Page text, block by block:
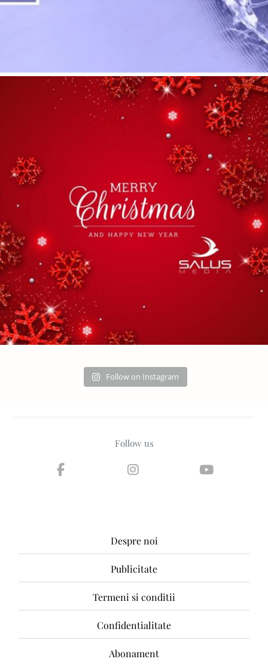
Follow on Instagram
Follow us
Despre noi
Publicitate
Termeni si conditii
Confidentialitate
Abonament